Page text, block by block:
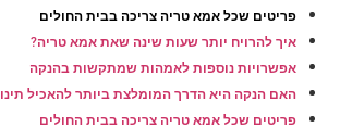
פריטים שכל אמא טריה צריכה בבית החולים
איך להרויח יותר שעות שינה שאת אמא טריה?
אפשרויות נוספות לאמהות שמתקשות בהנקה
האם הנקה היא הדרך המומלצת ביותר להאכיל
פריטים שכל אמא טריה צריכה בבית החולים